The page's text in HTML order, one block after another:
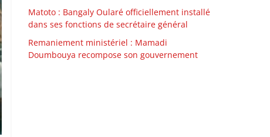
Matoto : Bangaly Oularé officiellement installé
dans ses fonctions de secrétaire général
Remaniement ministériel : Mamadi
Doumbouya recompose son gouvernement